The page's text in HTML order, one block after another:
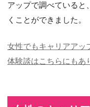
アップで調べていると
くことができました。
女性でもキャリアアッ
体験談はこちらにもあ